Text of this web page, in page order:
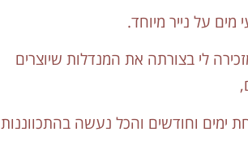
מים על נייר מיוחד.
לי בצורתה את המנדלות שיוצרים
ימים וחודשים והכל נעשה בהתכווננות